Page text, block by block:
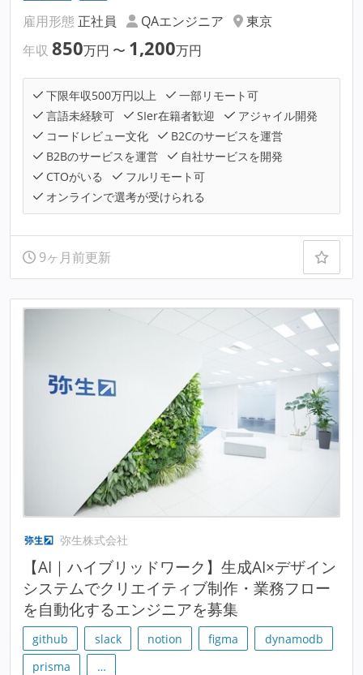
雇用形態 正社員 QAエンジニア
東京
年収 850万円 〜 1,200万円
下限年収500万円以上
一部リモート可
言語未経験可
SIer在籍者歓迎
アジャイル開発
コードレビュー文化
B2Cのサービスを運営
B2Bのサービスを運営
自社サービスを開発
CTOがいる
フルリモート可
オンラインで選考が受けられる
9ヶ月前更新
弥生株式会社
【AI｜ハイブリッドワーク】生成AI×デザイン
システムでクリエイティブ制作・業務フロー
を自動化するエンジニアを募集
github slack notion figma
dynamodb
prisma
…